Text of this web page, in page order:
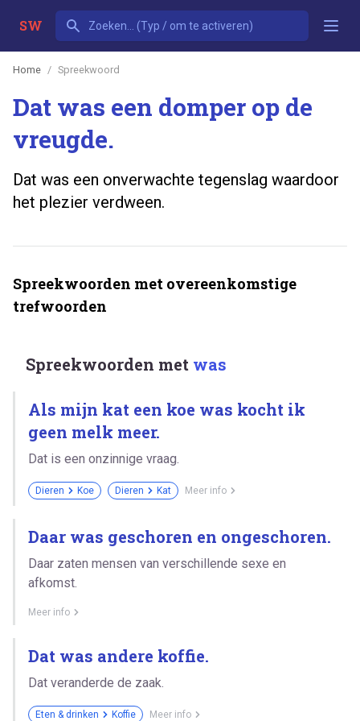
SW
Home Spreekwoord
Dat was een domper op de
vreugde.
Dat was een onverwachte tegenslag waardoor
het plezier verdween.
Spreekwoorden met overeenkomstige
trefwoorden
Spreekwoorden met was
Als mijn kat een koe was kocht ik
geen melk meer.
Dat is een onzinnige vraag.
Dieren Koe Dieren Kat Meer info
Daar was geschoren en ongeschoren.
Daar zaten mensen van verschillende sexe en
afkomst.
Meer info
Dat was andere koffie.
Dat veranderde de zaak.
Eten & drinken Koffie Meer info